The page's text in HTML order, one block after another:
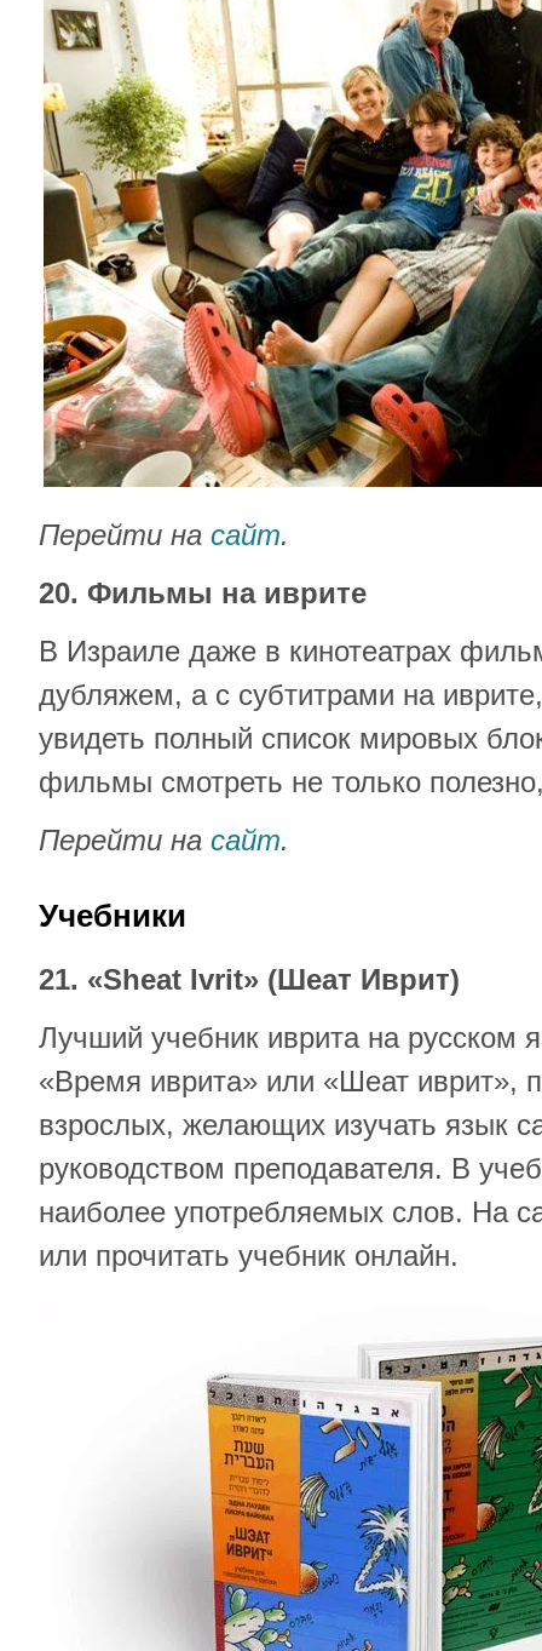
Перейти на сайт.
20. Фильмы на иврите
В Израиле даже в кинотеатрах
дубляжем, а с субтитрами на
увидеть полный список мировых
фильмы смотреть не только
Перейти на сайт.
Учебники
21. «Sheat Ivrit» (Шеат Иврит)
Лучший учебник иврита на русском
«Время иврита» или «Шеат иврит»,
взрослых, желающих изучать язык
руководством преподавателя. В
наиболее употребляемых слов. На
или прочитать учебник онлайн.